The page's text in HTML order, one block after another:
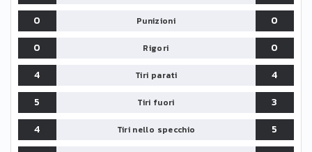
0
Punizioni
0
0
Rigori
0
4
Tiri parati
4
5
Tiri fuori
3
4
Tiri nello specchio
5